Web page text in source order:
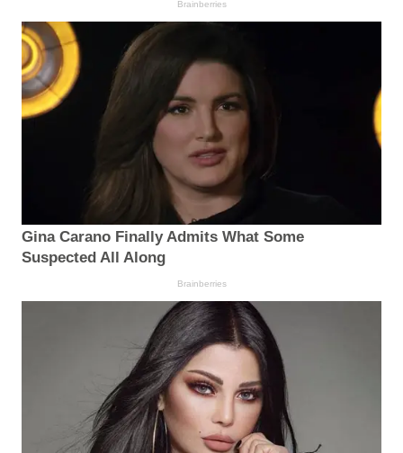
Brainberries
Gina Carano Finally Admits What Some
Suspected All Along
Brainberries